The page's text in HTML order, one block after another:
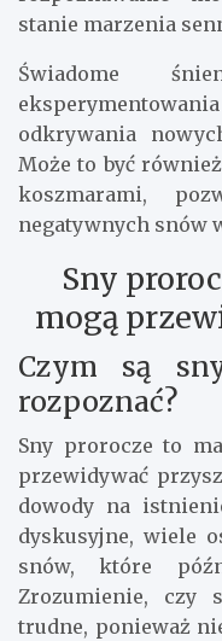
stanie marzenia
Świadome
odkrywania
Może to być
koszmarami,
negatywnych snów
Sny
mogą
Czym są
rozpoznać?
Sny prorocze to
przewidywać
dowody na
dyskusyjne, wiele
snów, które
Zrozumienie, czy
trudne, ponieważ